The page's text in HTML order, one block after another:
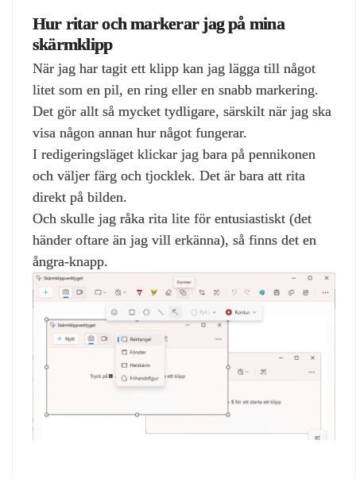
Hur ritar och markerar jag på mina
skärmklipp
När jag har tagit ett klipp kan jag lägga till något
litet som en pil, en ring eller en snabb markering.
Det gör allt så mycket tydligare, särskilt när jag ska
visa någon annan hur något fungerar.
I redigeringsläget klickar jag bara på pennikonen
och väljer färg och tjocklek. Det är bara att rita
direkt på bilden.
Och skulle jag råka rita lite för entusiastiskt (det
händer oftare än jag vill erkänna), så finns det en
ångra‑knapp.